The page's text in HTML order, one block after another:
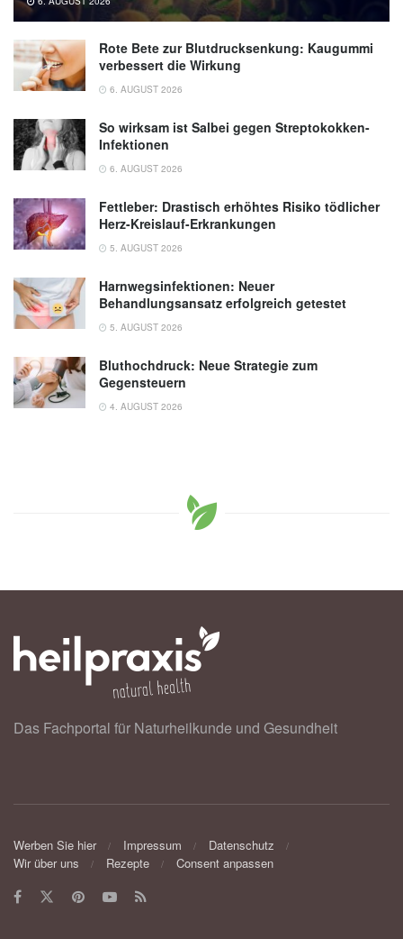
Rote Bete zur Blutdrucksenkung: Kaugummi
verbessert die Wirkung
6. AUGUST 2026
So wirksam ist Salbei gegen Streptokokken-
Infektionen
6. AUGUST 2026
Fettleber: Drastisch erhöhtes Risiko tödlicher
Herz-Kreislauf-Erkrankungen
5. AUGUST 2026
Harnwegsinfektionen: Neuer
Behandlungsansatz erfolgreich getestet
5. AUGUST 2026
Bluthochdruck: Neue Strategie zum
Gegensteuern
4. AUGUST 2026
Das Fachportal für Naturheilkunde und Gesundheit
Werben Sie hier Impressum
Datenschutz
Wir über uns
Rezepte Consent anpassen